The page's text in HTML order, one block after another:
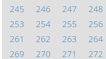
245
246 247 248
253
254 255 256
261
262 263 264
269
270 271 272